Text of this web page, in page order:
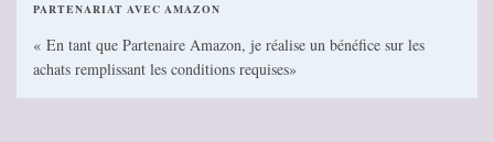
PARTENARIAT AVEC AMAZON
« En tant que Partenaire Amazon, je réalise un bénéfice sur les
achats remplissant les conditions requises»